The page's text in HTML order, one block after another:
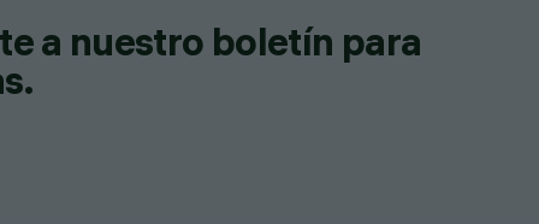
a nuestro boletín para